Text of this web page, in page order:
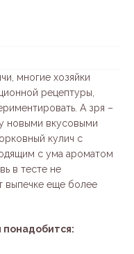
многие хозяйки
рецептуры,
А зря –
новыми вкусовыми
кулич с
с ума ароматом
в тесте не
выпечке еще более
понадобится: